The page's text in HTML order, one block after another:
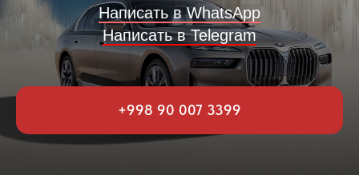
Написать в WhatsApp
Написать в Telegram
+998 90 007 3399